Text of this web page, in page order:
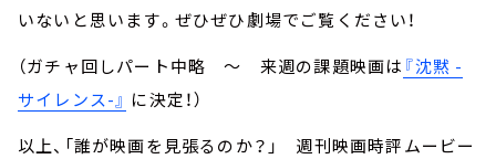
いないと思います。ぜひぜひ劇場でご覧ください！
（ガチャ回しパート中略 ～ 来週の課題映画は 『沈黙 -
サイレンス-』 に決定！）
以上、「誰が映画を見張るのか？」 週刊映画時評ムービー